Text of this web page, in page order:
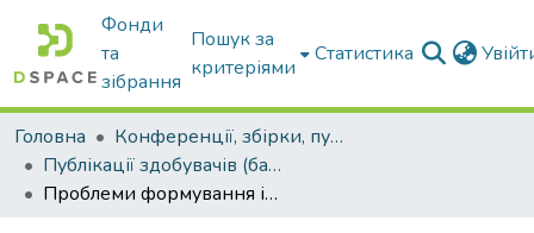
Фонди
та
зібрання
Пошук за
критеріями
Статистика
Головна
Конференції, збірки, публікації молодих вчених і здобувачів : магістрів, бакалаврів, аспірантів.
Публікації здобувачів (бакалаврів. магістрів, аспірантів)
Проблеми формування і мобілізації заощадженнь домогосподарств